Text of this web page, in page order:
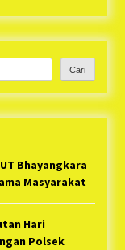
Cari
Bhayangkara
Masyarakat
Hari
Polsek